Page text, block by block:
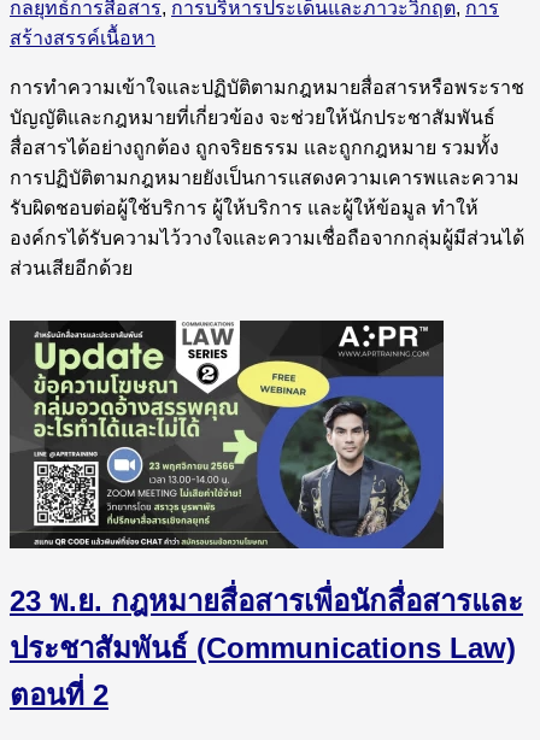
กลยุทธ์การสื่อสาร, การบริหารประเด็นและภาวะวิกฤต, การ
สร้างสรรค์เนื้อหา
การทำความเข้าใจและปฏิบัติตามกฎหมายสื่อสารหรือพระราช
บัญญัติและกฎหมายที่เกี่ยวข้อง จะช่วยให้นักประชาสัมพันธ์
สื่อสารได้อย่างถูกต้อง ถูกจริยธรรม และถูกกฎหมาย รวมทั้ง
การปฏิบัติตามกฎหมายยังเป็นการแสดงความเคารพและความ
รับผิดชอบต่อผู้ใช้บริการ ผู้ให้บริการ และผู้ให้ข้อมูล ทำให้
องค์กรได้รับความไว้วางใจและความเชื่อถือจากกลุ่มผู้มีส่วนได้
ส่วนเสียอีกด้วย
23 พ.ย. กฎหมายสื่อสารเพื่อนักสื่อสารและ
ประชาสัมพันธ์ (Communications Law)
ตอนที่ 2